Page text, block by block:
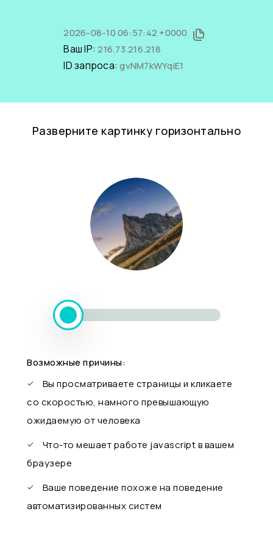
2026-08-10 06:57:42 +0000
Ваш IP:216.73.216.218
ID запроса:gvNM7kWYqiE1
Разверните картинку горизонтально
Возможные причины:
Вы просматриваете страницы и кликаете
со скоростью, намного превышающую
ожидаемую от человека
Что-то мешает работе javascript в вашем
браузере
Ваше поведение похоже на поведение
автоматизированных систем